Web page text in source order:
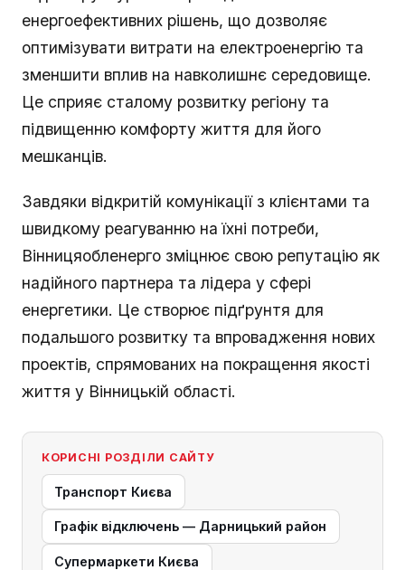
енергоефективних рішень, що дозволяє
оптимізувати витрати на електроенергію та
зменшити вплив на навколишнє середовище.
Це сприяє сталому розвитку регіону та
підвищенню комфорту життя для його
мешканців.
Завдяки відкритій комунікації з клієнтами та
швидкому реагуванню на їхні потреби,
Вінницяобленерго зміцнює свою репутацію як
надійного партнера та лідера у сфері
енергетики. Це створює підґрунтя для
подальшого розвитку та впровадження нових
проектів, спрямованих на покращення якості
життя у Вінницькій області.
КОРИСНІ РОЗДІЛИ САЙТУ
Транспорт Києва
Графік відключень — Дарницький район
Супермаркети Києва